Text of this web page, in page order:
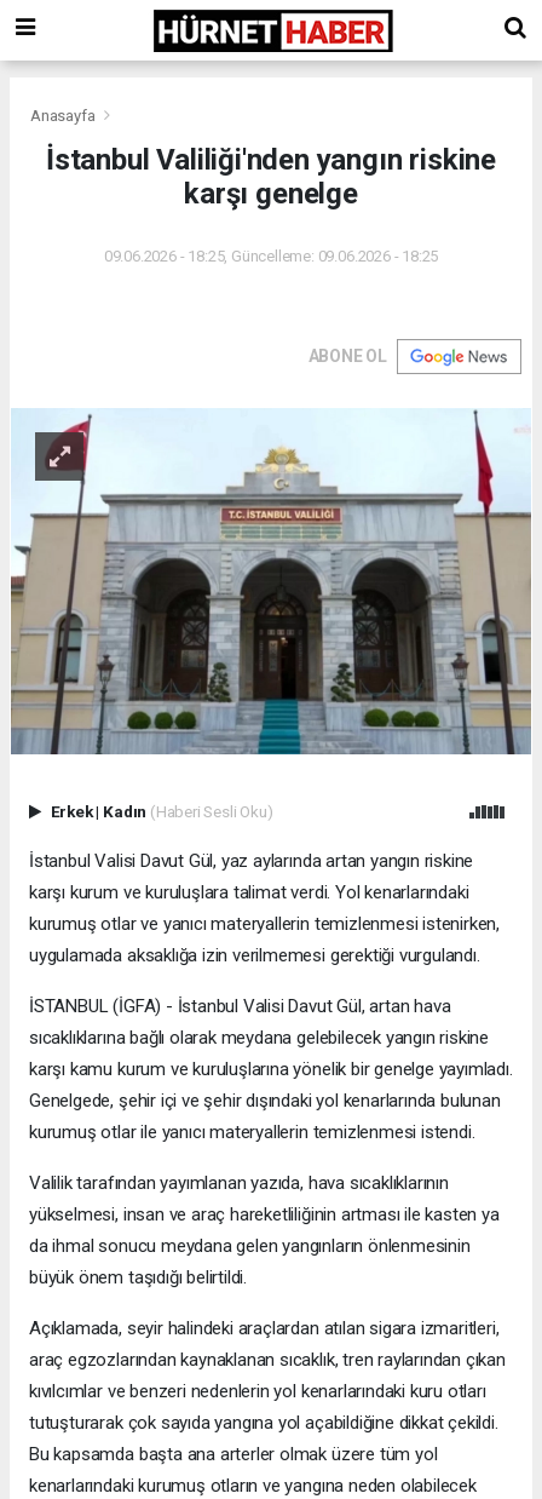
Anasayfa
İstanbul Valiliği'nden yangın riskine
karşı genelge
09.06.2026 - 18:25, Güncelleme: 09.06.2026 - 18:25
ABONE OL
Erkek| Kadın (Haberi Sesli Oku)
İstanbul Valisi Davut Gül, yaz aylarında artan yangın riskine
karşı kurum ve kuruluşlara talimat verdi. Yol kenarlarındaki
kurumuş otlar ve yanıcı materyallerin temizlenmesi istenirken,
uygulamada aksaklığa izin verilmemesi gerektiği vurgulandı.
İSTANBUL (İGFA) - İstanbul Valisi Davut Gül, artan hava
sıcaklıklarına bağlı olarak meydana gelebilecek yangın riskine
karşı kamu kurum ve kuruluşlarına yönelik bir genelge yayımladı.
Genelgede, şehir içi ve şehir dışındaki yol kenarlarında bulunan
kurumuş otlar ile yanıcı materyallerin temizlenmesi istendi.
Valilik tarafından yayımlanan yazıda, hava sıcaklıklarının
yükselmesi, insan ve araç hareketliliğinin artması ile kasten ya
da ihmal sonucu meydana gelen yangınların önlenmesinin
büyük önem taşıdığı belirtildi.
Açıklamada, seyir halindeki araçlardan atılan sigara izmaritleri,
araç egzozlarından kaynaklanan sıcaklık, tren raylarından çıkan
kıvılcımlar ve benzeri nedenlerin yol kenarlarındaki kuru otları
tutuşturarak çok sayıda yangına yol açabildiğine dikkat çekildi.
Bu kapsamda başta ana arterler olmak üzere tüm yol
kenarlarındaki kurumuş otların ve yangına neden olabilecek